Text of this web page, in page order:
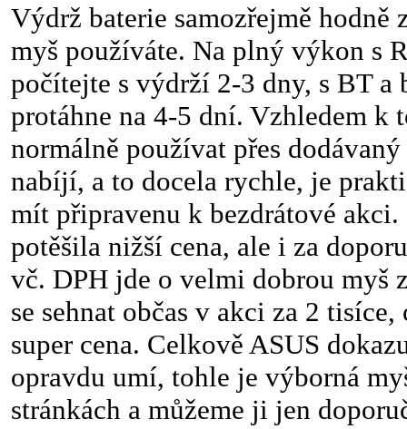
Výdrž baterie samozřejmě hodně
myš používáte. Na plný výkon s
počítejte s výdrží 2-3 dny, s BT a
protáhne na 4-5 dní. Vzhledem k
normálně používat přes
nabíjí, a to docela rychle, je
mít připravenu k bezdrátové akci.
potěšila nižší cena, ale i za
vč. DPH jde o velmi dobrou myš
se sehnat občas v akci za 2
super cena. Celkově ASUS
opravdu umí, tohle je výborná
stránkách a můžeme ji jen